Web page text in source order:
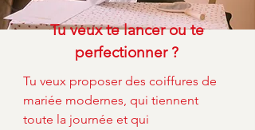
Tu veux te lancer ou te
perfectionner ?
Tu veux proposer des coiffures de
mariée modernes, qui tiennent
toute la journée et qui